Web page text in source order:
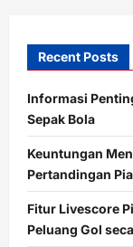
Recent Posts
Informasi
Sepak Bola
Keuntungan
Pertandingan
Fitur Livescore
Peluang Gol